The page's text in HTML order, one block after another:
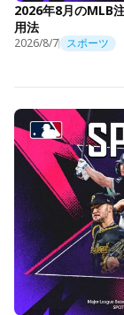
2026年8月のMLB
用法
2026/8/7 スポーツ